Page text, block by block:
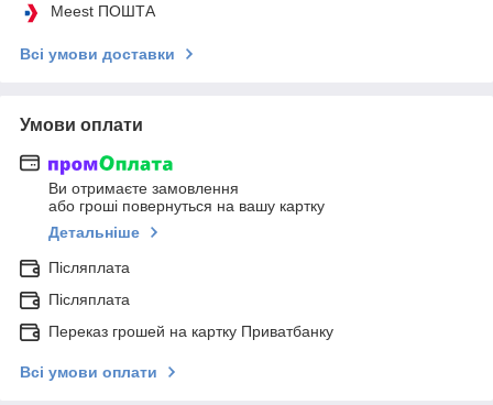
Meest ПОШТА
Всі умови доставки
Умови оплати
Ви отримаєте замовлення
або гроші повернуться на вашу картку
Детальніше
Післяплата
Післяплата
Переказ грошей на картку Приватбанку
Всі умови оплати